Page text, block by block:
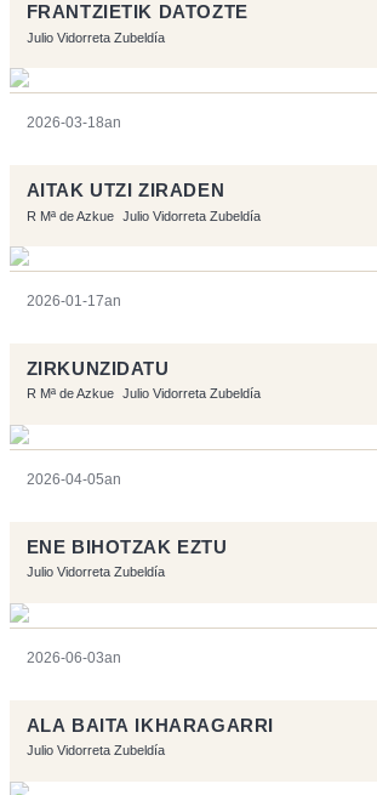
FRANTZIETIK DATOZTE
Julio Vidorreta Zubeldía
2026-03-18an
AITAK UTZI ZIRADEN
R Mª de Azkue Julio Vidorreta Zubeldía
2026-01-17an
ZIRKUNZIDATU
R Mª de Azkue Julio Vidorreta Zubeldía
2026-04-05an
ENE BIHOTZAK EZTU
Julio Vidorreta Zubeldía
2026-06-03an
ALA BAITA IKHARAGARRI
Julio Vidorreta Zubeldía